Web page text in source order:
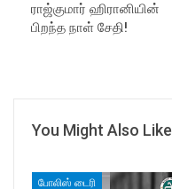
ராஜ்குமார் ஹிரானியின்
பிறந்த நாள் சேதி!
You Might Also Like
போலிஸ் டைரி